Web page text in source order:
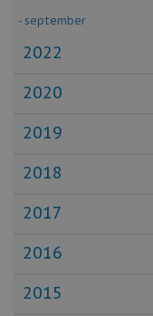
- september
2022
2020
2019
2018
2017
2016
2015